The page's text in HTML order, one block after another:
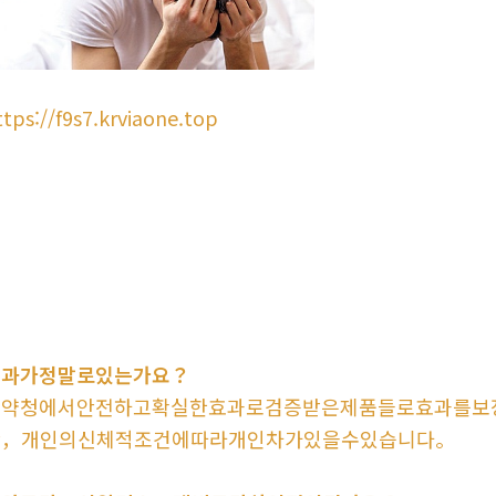
f9s7.krviaone.top
가정말로있는가요？
청에서안전하고확실한효과로검증받은제품들로효과를보
개인의신체적조건에따라개인차가있을수있습니다。